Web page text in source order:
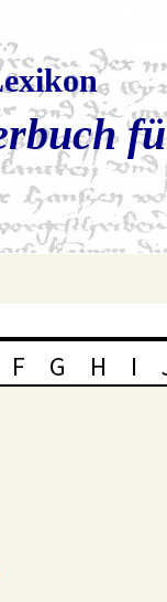
F G H I